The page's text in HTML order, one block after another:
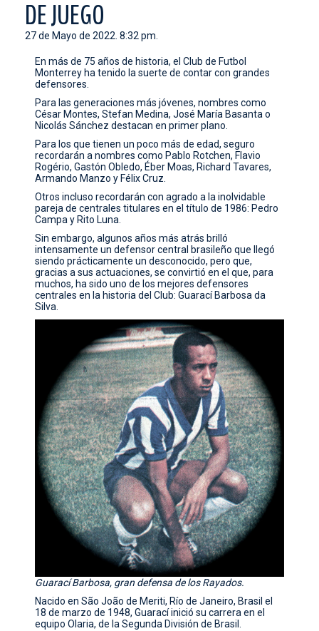
CONTACTO
DE JUEGO
27 de Mayo de 2022. 8:32 pm.
En más de 75 años de historia, el Club de Futbol
Monterrey ha tenido la suerte de contar con grandes
defensores.
Para las generaciones más jóvenes, nombres como
César Montes, Stefan Medina, José María Basanta o
Nicolás Sánchez destacan en primer plano.
Para los que tienen un poco más de edad, seguro
recordarán a nombres como Pablo Rotchen, Flavio
Rogério, Gastón Obledo, Éber Moas, Richard Tavares,
Armando Manzo y Félix Cruz.
Otros incluso recordarán con agrado a la inolvidable
pareja de centrales titulares en el título de 1986: Pedro
Campa y Rito Luna.
Sin embargo, algunos años más atrás brilló
intensamente un defensor central brasileño que llegó
siendo prácticamente un desconocido, pero que,
gracias a sus actuaciones, se convirtió en el que, para
muchos, ha sido uno de los mejores defensores
centrales en la historia del Club: Guarací Barbosa da
Silva.
Guarací Barbosa, gran defensa de los Rayados.
Nacido en São João de Meriti, Río de Janeiro, Brasil el
18 de marzo de 1948, Guarací inició su carrera en el
equipo Olaria, de la Segunda División de Brasil.